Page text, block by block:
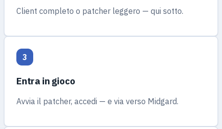
Client completo o patcher leggero — qui sotto.
3
Entra in gioco
Avvia il patcher, accedi — e via verso Midgard.